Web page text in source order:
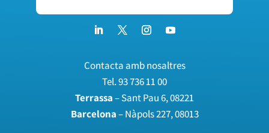
Contacta amb nosaltres
Tel.93 736 11 00
Terrassa– Sant Pau 6, 08221
Barcelona– Nàpols 227, 08013